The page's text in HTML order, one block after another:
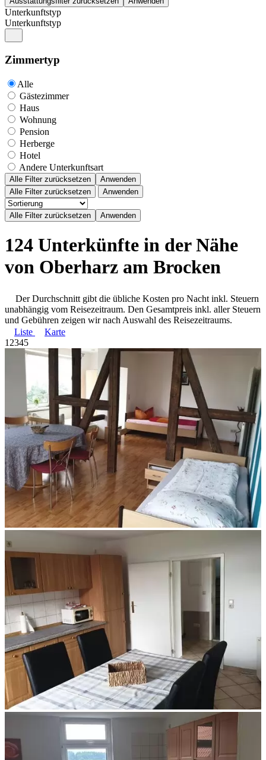
Unterkunftstyp
Unterkunftstyp
Zimmertyp
Alle
Gästezimmer
Haus
Wohnung
Pension
Herberge
Hotel
Andere Unterkunftsart
Alle Filter zurücksetzen
Anwenden
Alle Filter zurücksetzen
Anwenden
124 Unterkünfte in der Nähe
von Oberharz am Brocken
Der Durchschnitt gibt die übliche Kosten pro Nacht inkl. Steuern
unabhängig vom Reisezeitraum. Den Gesamtpreis inkl. aller Steuern
und Gebühren zeigen wir nach Auswahl des Reisezeitraums.
Liste
Karte
1 2345